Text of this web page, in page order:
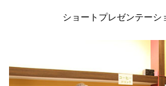
ショートプレゼンテーシ